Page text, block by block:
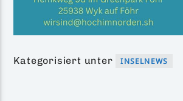
Kategorisiert unter INSELNEWS